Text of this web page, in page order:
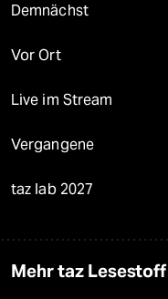
Demnächst
Vor Ort
Live im Stream
Vergangene
taz lab 2027
Mehr taz Lesestoff